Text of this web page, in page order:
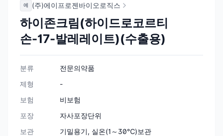
에 (주)에이프로젠바이오로직스
하이존크림(하이드로코르티
손-17-발레레이트)(수출용)
분류
전문의약품
제형
-
보험
비보험
포장
자사포장단위
보관
기밀용기, 실온(1～30℃)보관